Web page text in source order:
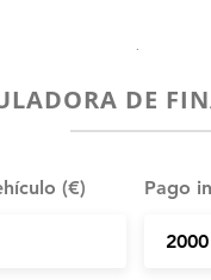
.
DE
(€) Pago